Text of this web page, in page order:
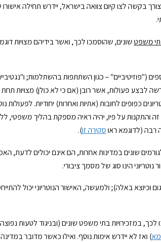
בקשה לצו קיום צוואה בישראל, יידרש תחילה
משפטשונים, שהוסמכו לכך, ואשר בידיהם מצויות
("פוזיטיביים" – כגון השתתפות בהשתלמות;
לבצע פעולות, אשר רובן (אם כי לא כולן) מצויות תחת
כפופים לחובות (אתיות ואחרות) יחודיות. לפעולות
"אישורו של נוטריון לפי חוק זה והתקנות על פיו, יהיה ראיה מספקת
רבה (לדוגמא ראוסקירה זו).
שונים במדינות אחרות, הם אינם יכולים לדעת,
הינו סוג של מסמך ציבורי.
וכיוצא באלה); ולמעשה, האישור הנוטריוני יכול
במזכירויות בתי משפט שונים (ובניגוד לטעות
) ואז לא יידרש אימות נוסף. ואילו כאשר מדובר